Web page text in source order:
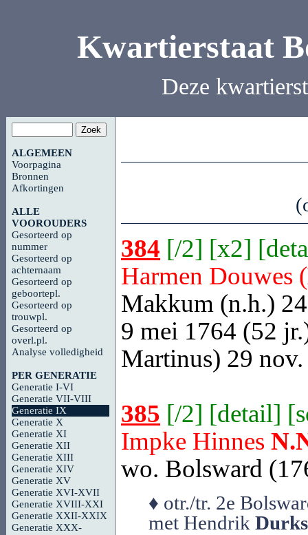
Kwartierstaat
Deze
ALGEMEEN
Voorpagina
Bronnen
Afkortingen
ALLE
VOOROUDERS
Gesorteerd op
nummer
Gesorteerd op
achternaam
Gesorteerd op
geboortepl.
Gesorteerd op
trouwpl.
Gesorteerd op
overl.pl.
Analyse volledigheid
PER GENERATIE
Generatie I-VI
Generatie VII-VIII
Generatie IX
Generatie X
Generatie XI
Generatie XII
Generatie XIII
Generatie XIV
Generatie XV
Generatie XVI-XVII
Generatie XVIII-XXI
Generatie XXII-XXIX
Generatie XXX-
384 [/2] [x2] [
Harmen Douwes (
Makkum (n.h.)
9 mei 1764 (52
Martinus) 29
385 [/2] [detail] [
Impke Hinnes
wo. Bolsward
♦ otr./tr. 2e
met Hendrik Durks